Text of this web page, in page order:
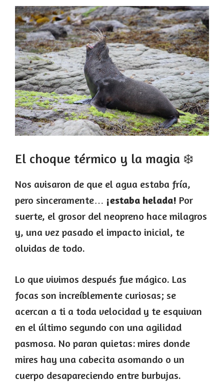
El choque térmico y la magia ❄️
Nos avisaron de que el agua estaba fría,
pero sinceramente… ¡estaba helada! Por
suerte, el grosor del neopreno hace milagros
y, una vez pasado el impacto inicial, te
olvidas de todo.
Lo que vivimos después fue mágico. Las
focas son increíblemente curiosas; se
acercan a ti a toda velocidad y te esquivan
en el último segundo con una agilidad
pasmosa. No paran quietas: mires donde
mires hay una cabecita asomando o un
cuerpo desapareciendo entre burbujas.